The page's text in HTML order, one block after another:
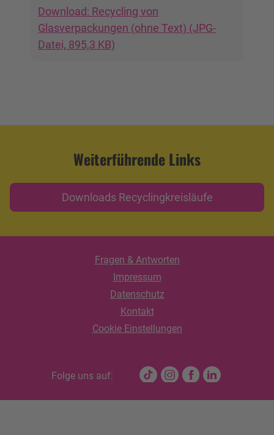
Download: Recycling von
Glasverpackungen (ohne Text) (JPG-
Datei, 895,3 KB)
Weiterführende Links
Downloads Recyclingkreisläufe
Fragen & Antworten
Impressum
Datenschutz
Kontakt
Cookie Einstellungen
Folge uns auf: